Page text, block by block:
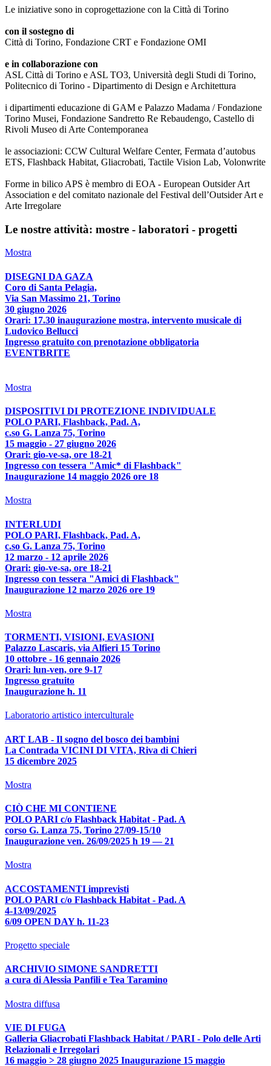
Le iniziative sono in coprogettazione con la Città di Torino
con il sostegno di
Città di Torino, Fondazione CRT e Fondazione OMI
e in collaborazione con
ASL Città di Torino e ASL TO3, Università degli Studi di Torino,
Politecnico di Torino - Dipartimento di Design e Architettura
i dipartimenti educazione di GAM e Palazzo Madama / Fondazione
Torino Musei, Fondazione Sandretto Re Rebaudengo, Castello di
Rivoli Museo di Arte Contemporanea
le associazioni: CCW Cultural Welfare Center, Fermata d’autobus
ETS, Flashback Habitat, Gliacrobati, Tactile Vision Lab, Volonwrite
Forme in bilico APS è membro di EOA - European Outsider Art
Association e del comitato nazionale del Festival dell’Outsider Art e
Arte Irregolare
Le nostre attività: mostre - laboratori - progetti
Mostra
DISEGNI DA GAZA
Coro di Santa Pelagia,
Via San Massimo 21, Torino
30 giugno 2026
Orari: 17.30 inaugurazione mostra, intervento musicale di
Ludovico Bellucci
Ingresso gratuito con prenotazione obbligatoria
EVENTBRITE
Mostra
DISPOSITIVI DI PROTEZIONE INDIVIDUALE
POLO PARI, Flashback, Pad. A,
c.so G. Lanza 75, Torino
15 maggio - 27 giugno 2026
Orari: gio-ve-sa, ore 18-21
Ingresso con tessera "Amic* di Flashback"
Inaugurazione 14 maggio 2026 ore 18
Mostra
INTERLUDI
POLO PARI, Flashback, Pad. A,
c.so G. Lanza 75, Torino
12 marzo - 12 aprile 2026
Orari: gio-ve-sa, ore 18-21
Ingresso con tessera "Amici di Flashback"
Inaugurazione 12 marzo 2026 ore 19
Mostra
TORMENTI, VISIONI, EVASIONI
Palazzo Lascaris, via Alfieri 15 Torino
10 ottobre - 16 gennaio 2026
Orari: lun-ven, ore 9-17
Ingresso gratuito
Inaugurazione h. 11
Laboratorio artistico interculturale
ART LAB - Il sogno del bosco dei bambini
La Contrada VICINI DI VITA, Riva di Chieri
15 dicembre 2025
Mostra
CIÒ CHE MI CONTIENE
POLO PARI c/o Flashback Habitat - Pad. A
corso G. Lanza 75, Torino 27/09-15/10
Inaugurazione ven. 26/09/2025 h 19 — 21
Mostra
ACCOSTAMENTI imprevisti
POLO PARI c/o Flashback Habitat - Pad. A
4-13/09/2025
6/09 OPEN DAY h. 11-23
Progetto speciale
ARCHIVIO SIMONE SANDRETTI
a cura di Alessia Panfili e Tea Taramino
Mostra diffusa
VIE DI FUGA
Galleria Gliacrobati Flashback Habitat / PARI - Polo delle Arti
Relazionali e Irregolari
16 maggio > 28 giugno 2025 Inaugurazione 15 maggio